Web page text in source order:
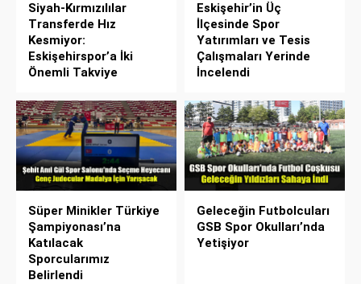
Siyah-Kırmızılılar
Transferde Hız
Kesmiyor:
Eskişehirspor’a İki
Önemli Takviye
Eskişehir’in Üç
İlçesinde Spor
Yatırımları ve Tesis
Çalışmaları Yerinde
İncelendi
Süper Minikler Türkiye
Şampiyonası’na
Katılacak
Sporcularımız
Belirlendi
Geleceğin Futbolcuları
GSB Spor Okulları’nda
Yetişiyor